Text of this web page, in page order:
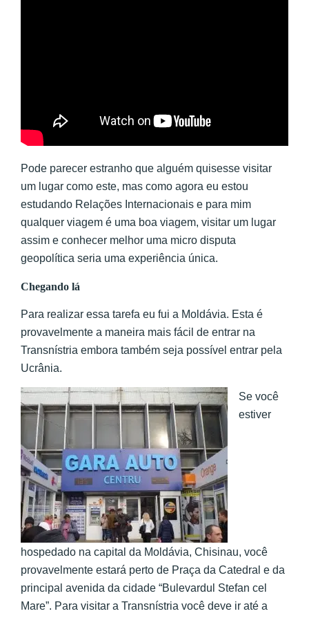
Pode parecer estranho que alguém quisesse visitar
um lugar como este, mas como agora eu estou
estudando Relações Internacionais e para mim
qualquer viagem é uma boa viagem, visitar um lugar
assim e conhecer melhor uma micro disputa
geopolítica seria uma experiência única.
Chegando lá
Para realizar essa tarefa eu fui a Moldávia. Esta é
provavelmente a maneira mais fácil de entrar na
Transnístria embora também seja possível entrar pela
Ucrânia.
Se você
estiver
hospedado na capital da Moldávia, Chisinau, você
provavelmente estará perto de Praça da Catedral e da
principal avenida da cidade “Bulevardul Stefan cel
Mare”. Para visitar a Transnístria você deve ir até a